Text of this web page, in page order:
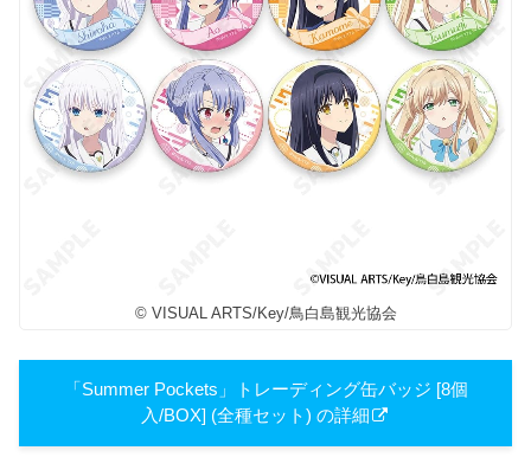
© VISUAL ARTS/Key/鳥白島観光協会
「Summer Pockets」トレーディング缶バッジ [8個
入/BOX] (全種セット) の詳細